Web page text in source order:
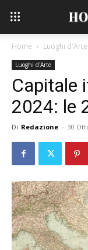
Home Luoghi d'Arte
Luoghi d'Arte
Capitale
2024: le
Di Redazione - 30